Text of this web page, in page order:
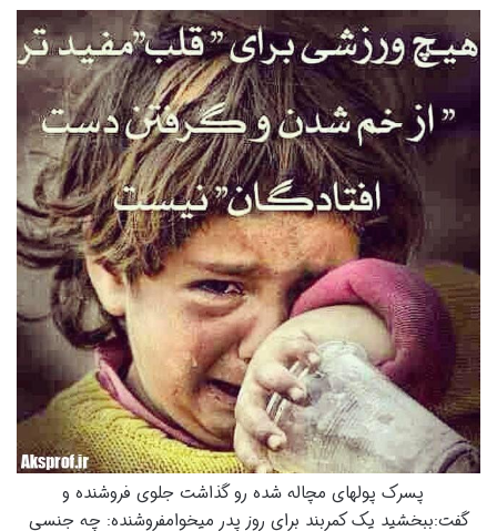
پسرک پولهای مچاله شده رو گذاشت جلوی فروشنده و
گفت:ببخشید یک کمربند برای روز پدر میخوامفروشنده: چه جنسی